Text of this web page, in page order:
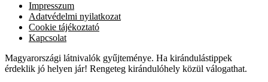
Impresszum
Adatvédelmi nyilatkozat
Cookie tájékoztató
Kapcsolat
Magyarországi látnivalók gyűjteménye. Ha kirándulástippek
érdeklik jó helyen jár! Rengeteg kirándulóhely közül válogathat.